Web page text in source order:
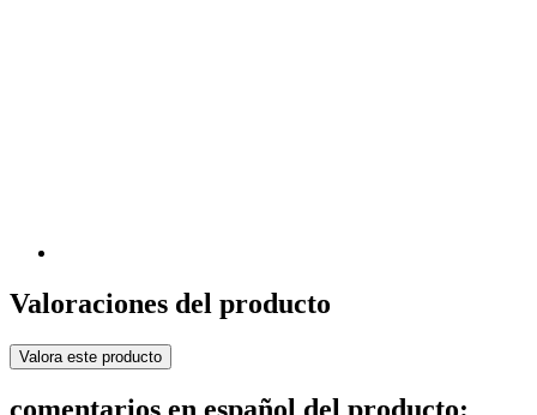
Valoraciones del producto
Valora este producto